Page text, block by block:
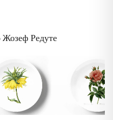
Жозеф Редуте